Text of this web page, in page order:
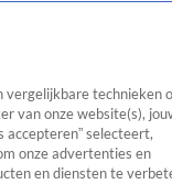
TV Algemeen
Tip
vergelijkbare technieken
van onze website(s),
accepteren” selecteert,
onze advertenties en
en diensten te